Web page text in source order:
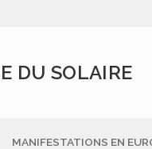
DU SOLAIRE
MANIFESTATIONS EN